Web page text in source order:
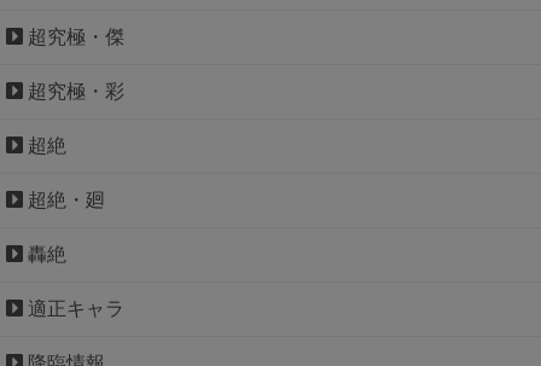
超究極・傑
超究極・彩
超絶
超絶・廻
轟絶
適正キャラ